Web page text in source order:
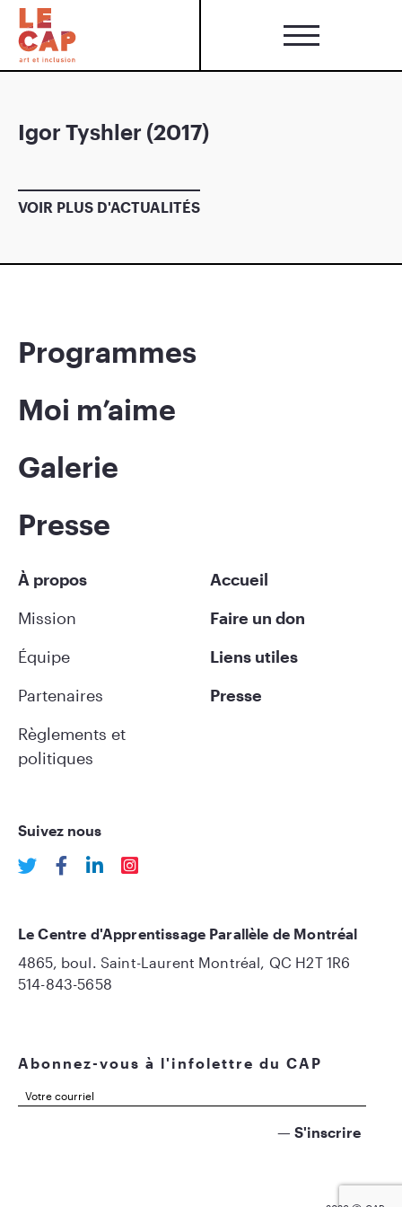
Igor Tyshler (2017)
VOIR PLUS D'ACTUALITÉS
Programmes
Moi m’aime
Galerie
Presse
À propos
Mission
Équipe
Partenaires
Règlements et
politiques
Accueil
Faire un don
Liens utiles
Presse
Suivez nous
Abonnez-vous à l'infolettre du CAP
Le Centre d'Apprentissage Parallèle de Montréal
4865, boul. Saint-Laurent Montréal, QC H2T 1R6
514-843-5658